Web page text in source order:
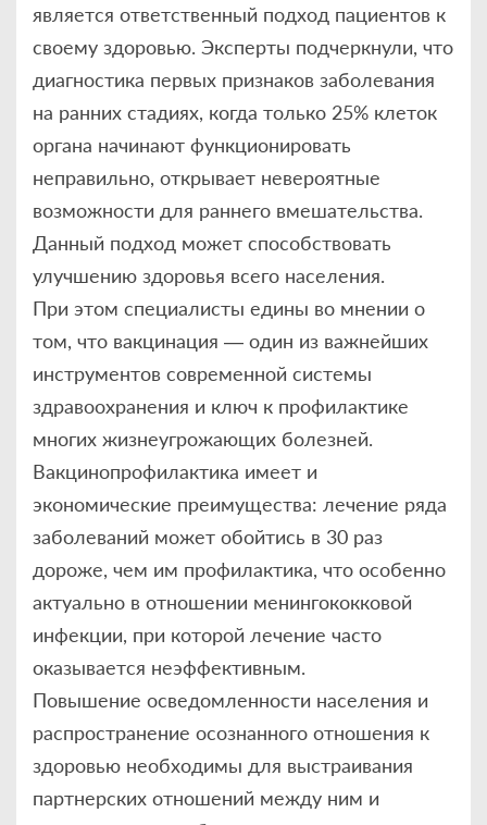
является ответственный подход пациентов к
своему здоровью. Эксперты подчеркнули, что
диагностика первых признаков заболевания
на ранних стадиях, когда только 25% клеток
органа начинают функционировать
неправильно, открывает невероятные
возможности для раннего вмешательства.
Данный подход может способствовать
улучшению здоровья всего населения.
При этом специалисты едины во мнении о
том, что вакцинация — один из важнейших
инструментов современной системы
здравоохранения и ключ к профилактике
многих жизнеугрожающих болезней.
Вакцинопрофилактика имеет и
экономические преимущества: лечение ряда
заболеваний может обойтись в 30 раз
дороже, чем им профилактика, что особенно
актуально в отношении менингококковой
инфекции, при которой лечение часто
оказывается неэффективным.
Повышение осведомленности населения и
распространение осознанного отношения к
здоровью необходимы для выстраивания
партнерских отношений между ним и